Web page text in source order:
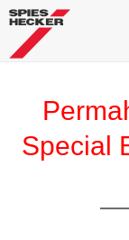
Special